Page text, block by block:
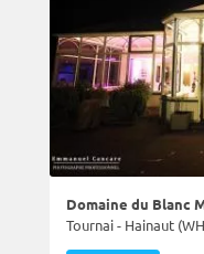
Domaine du Blanc
Tournai - Hainaut